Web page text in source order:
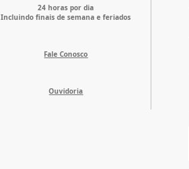
24 horas por dia
Incluindo finais de semana e feriados
Fale Conosco
Ouvidoria